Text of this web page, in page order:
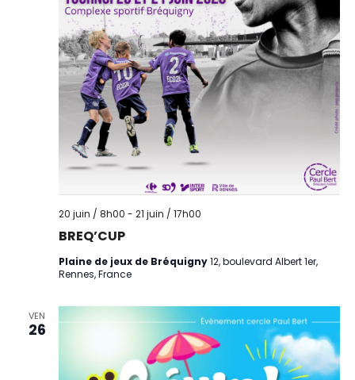
BREQ’CUP
20 juin / 8h00 - 21 juin / 17h00
Plaine de jeux de Bréquigny12, boulevard Albert 1er,
Rennes, France
VEN
26